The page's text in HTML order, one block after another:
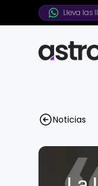
Lleva las
Noticias